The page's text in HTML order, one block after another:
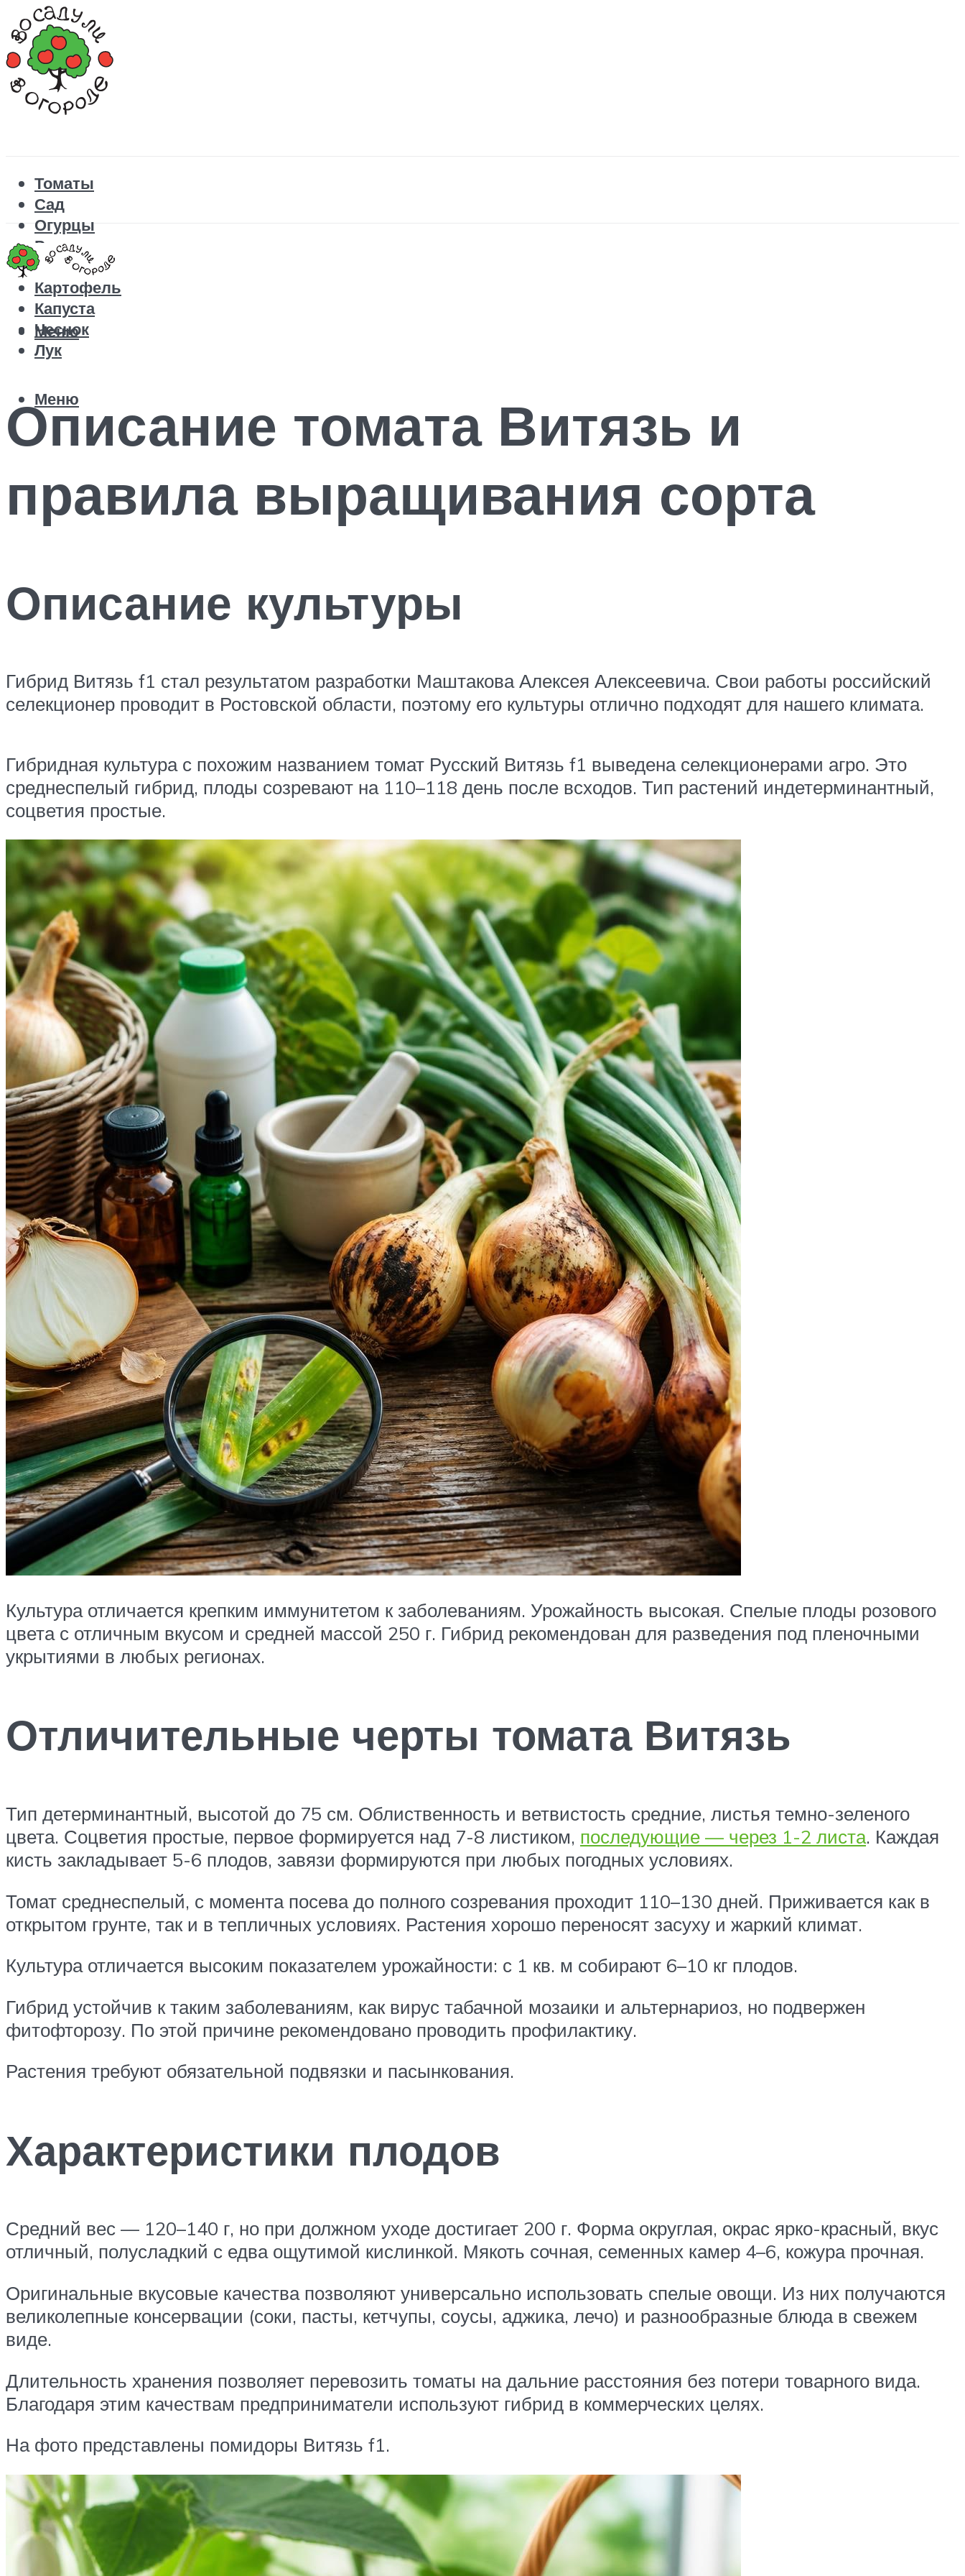
Томаты
Сад
Огурцы
Рецепты
Перец
Картофель
Капуста
Чеснок
Лук
Меню
Меню
Описание томата Витязь и
правила выращивания сорта
Описание культуры
Гибрид Витязь f1 стал результатом разработки Маштакова Алексея Алексеевича. Свои работы российский
селекционер проводит в Ростовской области, поэтому его культуры отлично подходят для нашего климата.
Гибридная культура с похожим названием томат Русский Витязь f1 выведена селекционерами агро. Это
среднеспелый гибрид, плоды созревают на 110–118 день после всходов. Тип растений индетерминантный,
соцветия простые.
Культура отличается крепким иммунитетом к заболеваниям. Урожайность высокая. Спелые плоды розового
цвета с отличным вкусом и средней массой 250 г. Гибрид рекомендован для разведения под пленочными
укрытиями в любых регионах.
Отличительные черты томата Витязь
Тип детерминантный, высотой до 75 см. Облиственность и ветвистость средние, листья темно-зеленого
цвета. Соцветия простые, первое формируется над 7-8 листиком, последующие — через 1-2 листа. Каждая
кисть закладывает 5-6 плодов, завязи формируются при любых погодных условиях.
Томат среднеспелый, с момента посева до полного созревания проходит 110–130 дней. Приживается как в
открытом грунте, так и в тепличных условиях. Растения хорошо переносят засуху и жаркий климат.
Культура отличается высоким показателем урожайности: с 1 кв. м собирают 6–10 кг плодов.
Гибрид устойчив к таким заболеваниям, как вирус табачной мозаики и альтернариоз, но подвержен
фитофторозу. По этой причине рекомендовано проводить профилактику.
Растения требуют обязательной подвязки и пасынкования.
Характеристики плодов
Средний вес — 120–140 г, но при должном уходе достигает 200 г. Форма округлая, окрас ярко-красный, вкус
отличный, полусладкий с едва ощутимой кислинкой. Мякоть сочная, семенных камер 4–6, кожура прочная.
Оригинальные вкусовые качества позволяют универсально использовать спелые овощи. Из них получаются
великолепные консервации (соки, пасты, кетчупы, соусы, аджика, лечо) и разнообразные блюда в свежем
виде.
Длительность хранения позволяет перевозить томаты на дальние расстояния без потери товарного вида.
Благодаря этим качествам предприниматели используют гибрид в коммерческих целях.
На фото представлены помидоры Витязь f1.